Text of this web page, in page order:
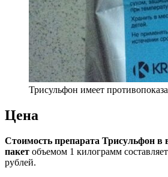
Трисульфон имеет
Цена
Стоимость препарата Трисульфон в
пакет объемом 1 килограмм
рублей.